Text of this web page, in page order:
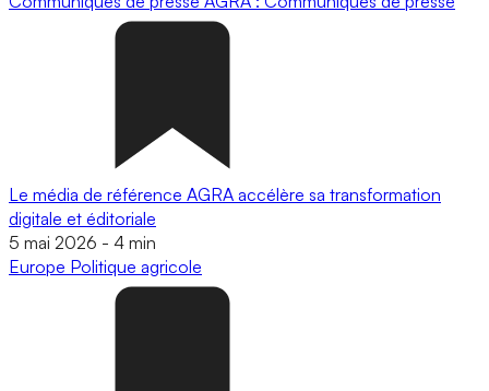
Le média de référence AGRA accélère sa transformation
digitale et éditoriale
5 mai 2026 - 4 min
Europe Politique agricole